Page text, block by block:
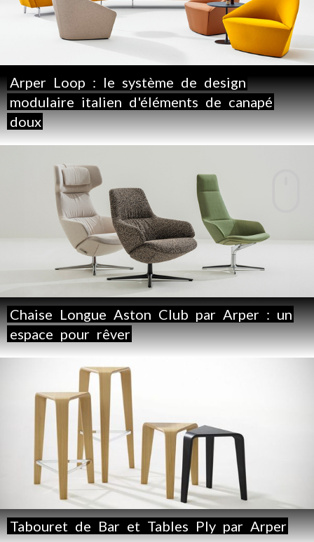
Arper Loop : le système de design
modulaire italien d'éléments de canapé
doux
Chaise Longue Aston Club par Arper : un
espace pour rêver
Tabouret de Bar et Tables Ply par Arper